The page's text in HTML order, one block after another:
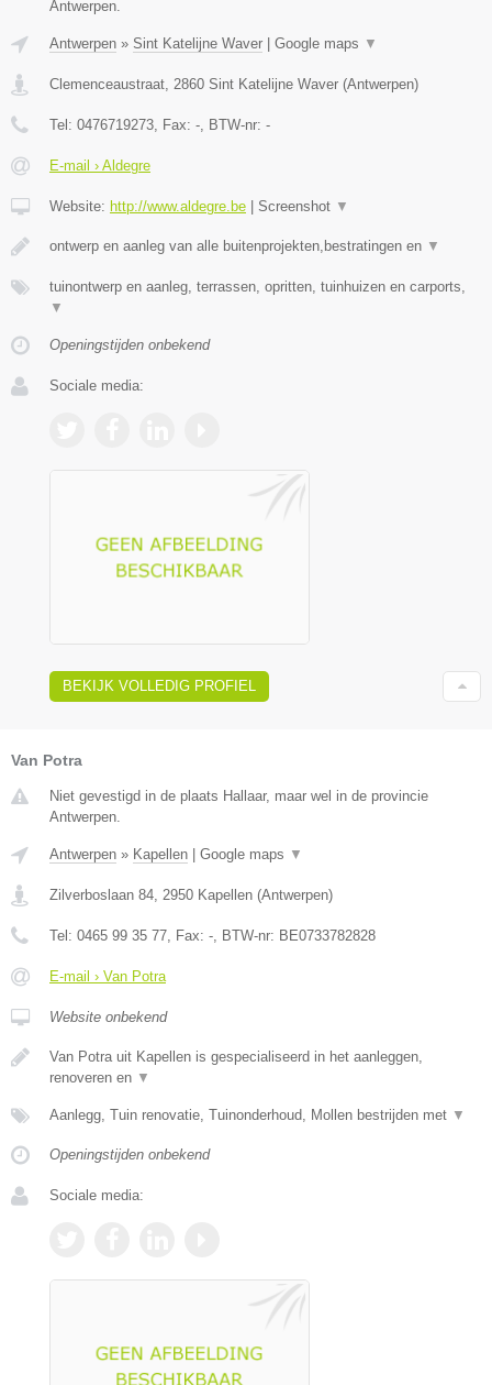
Antwerpen.
Antwerpen » Sint Katelijne Waver Google maps ▼
Clemenceaustraat, 2860 Sint Katelijne Waver (Antwerpen)
Tel: 0476719273, Fax: -, BTW-nr: -
E-mail › Aldegre
Website: http://www.aldegre.be Screenshot ▼
ontwerp en aanleg van alle buitenprojekten,bestratingen en ▼
tuinontwerp en aanleg, terrassen, opritten, tuinhuizen en carports,
▼
Openingstijden onbekend
Sociale media:
BEKIJK VOLLEDIG PROFIEL
Van Potra
Niet gevestigd in de plaats Hallaar, maar wel in de provincie
Antwerpen.
Antwerpen » Kapellen Google maps ▼
Zilverboslaan 84 2950 Kapellen (Antwerpen)
Tel: 0465 99 35 77 , Fax: - , BTW-nr: BE0733782828
E-mail › Van Potra
Website onbekend
Van Potra uit Kapellen is gespecialiseerd in het aanleggen,
renoveren en ▼
Aanlegg, Tuin renovatie, Tuinonderhoud, Mollen bestrijden met ▼
Openingstijden onbekend
Sociale media: